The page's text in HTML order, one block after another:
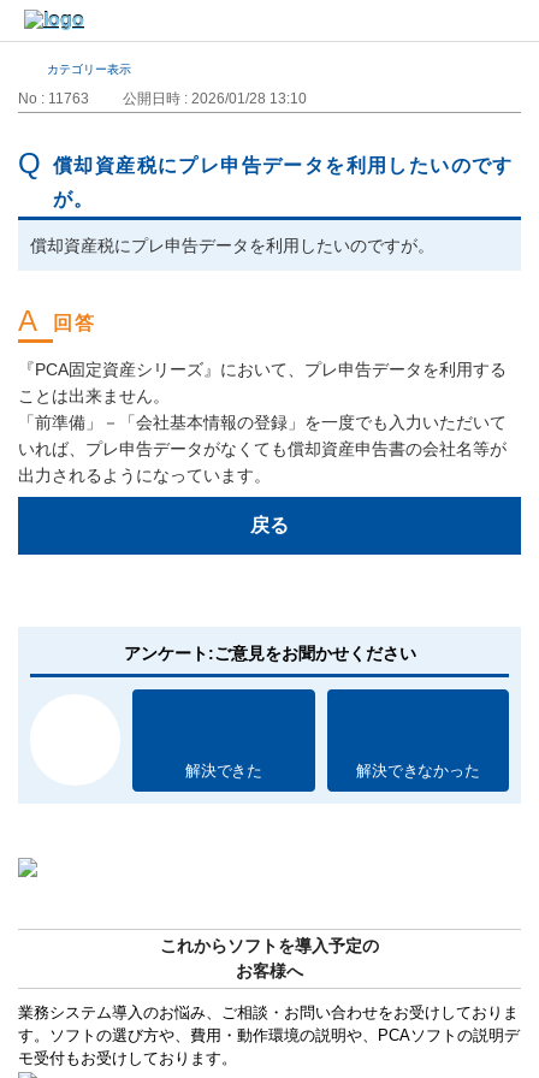
カテゴリー表示
No : 11763 公開日時 : 2026/01/28 13:10
償却資産税にプレ申告データを利用したいのです
が。
償却資産税にプレ申告データを利用したいのですが。
『PCA固定資産シリーズ』において、プレ申告データを利用する
ことは出来ません。
「前準備」－「会社基本情報の登録」を一度でも入力いただいて
いれば、プレ申告データがなくても償却資産申告書の会社名等が
出力されるようになっています。
戻る
アンケート:ご意見をお聞かせください
解決できた 解決できなかった
これからソフトを導入予定の
お客様へ
業務システム導入のお悩み、ご相談・お問い合わせをお受けしておりま
す。ソフトの選び方や、費用・動作環境の説明や、PCAソフトの説明デ
モ受付もお受けしております。